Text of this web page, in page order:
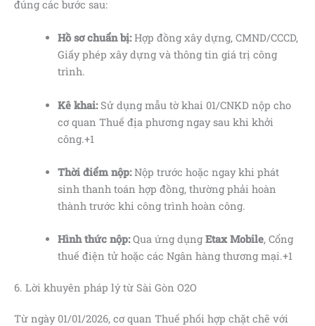
đúng các bước sau:
Hồ sơ chuẩn bị:Hợp đồng xây dựng, CMND/CCCD,
Giấy phép xây dựng và thông tin giá trị công
trình.
Kê khai:Sử dụng mẫu tờ khai 01/CNKD nộp cho
cơ quan Thuế địa phương ngay sau khi khởi
công.+1
Thời điểm nộp:Nộp trước hoặc ngay khi phát
sinh thanh toán hợp đồng, thường phải hoàn
thành trước khi công trình hoàn công.
Hình thức nộp:Qua ứng dụng Etax Mobile, Cổng
thuế điện tử hoặc các Ngân hàng thương mại.+1
6. Lời khuyên pháp lý từ Sài Gòn O2O
Từ ngày 01/01/2026, cơ quan Thuế phối hợp chặt chẽ với